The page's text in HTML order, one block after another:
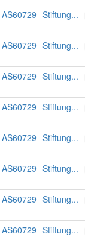
AS60729 Stiftung...
AS60729 Stiftung...
AS60729 Stiftung...
AS60729 Stiftung...
AS60729 Stiftung...
AS60729 Stiftung...
AS60729 Stiftung...
AS60729 Stiftung...